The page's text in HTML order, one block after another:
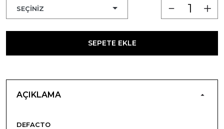
SEPETE EKLE
AÇIKLAMA
DEFACTO